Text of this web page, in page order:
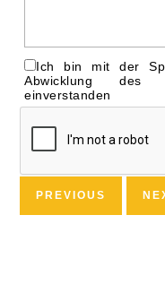
Ich bin mit der
Abwicklung des
einverstanden
PREVIOUS